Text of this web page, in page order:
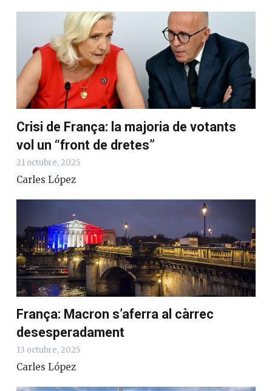
Crisi de França: la majoria de votants
vol un “front de dretes”
21 octubre, 2025
Carles López
França: Macron s’aferra al càrrec
desesperadament
13 octubre, 2025
Carles López